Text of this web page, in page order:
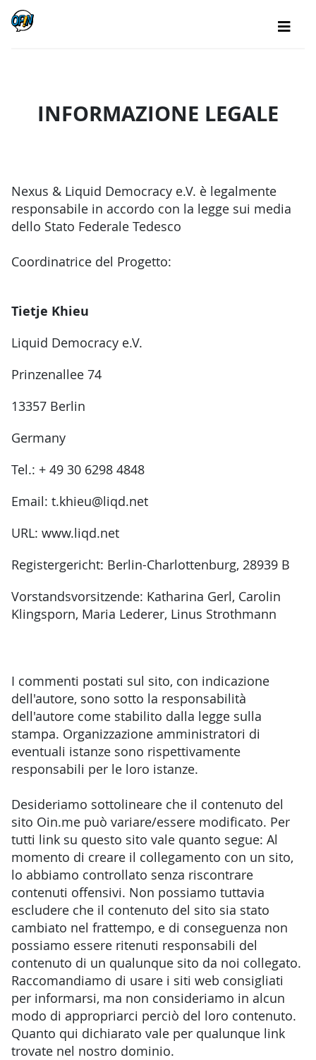
INFORMAZIONE LEGALE
Nexus & Liquid Democracy e.V. è legalmente
responsabile in accordo con la legge sui media
dello Stato Federale Tedesco
Coordinatrice del Progetto:
Tietje Khieu
Liquid Democracy e.V.
Prinzenallee 74
13357 Berlin
Germany
Tel.: + 49 30 6298 4848
Email: t.khieu@liqd.net
URL: www.liqd.net
Registergericht: Berlin-Charlottenburg, 28939 B
Vorstandsvorsitzende: Katharina Gerl, Carolin
Klingsporn, Maria Lederer, Linus Strothmann
I commenti postati sul sito, con indicazione
dell'autore, sono sotto la responsabilità
dell'autore come stabilito dalla legge sulla
stampa. Organizzazione amministratori di
eventuali istanze sono rispettivamente
responsabili per le loro istanze.
Desideriamo sottolineare che il contenuto del
sito Oin.me può variare/essere modificato. Per
tutti link su questo sito vale quanto segue: Al
momento di creare il collegamento con un sito,
lo abbiamo controllato senza riscontrare
contenuti offensivi. Non possiamo tuttavia
escludere che il contenuto del sito sia stato
cambiato nel frattempo, e di conseguenza non
possiamo essere ritenuti responsabili del
contenuto di un qualunque sito da noi collegato.
Raccomandiamo di usare i siti web consigliati
per informarsi, ma non consideriamo in alcun
modo di appropriarci perciò del loro contenuto.
Quanto qui dichiarato vale per qualunque link
trovate nel nostro dominio.